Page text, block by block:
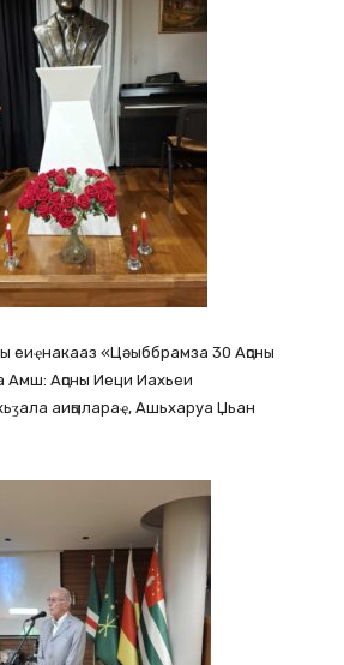
еиҿнакааз «Цәыббрамза 30 Аԥсны
Аԥсны Иеци Иахьеи
аиԥылараҿ, Ашьхаруа Џьан